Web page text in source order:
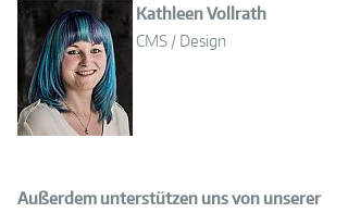
Kathleen Vollrath
CMS / Design
Außerdem unterstützen uns von unserer